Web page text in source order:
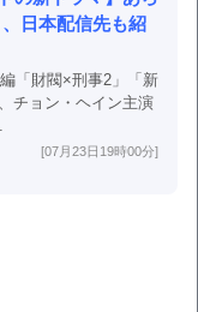
日本配信先も紹
「財閥×刑事2」「新
チョン・ヘイン主演
[07月23日19時00分]